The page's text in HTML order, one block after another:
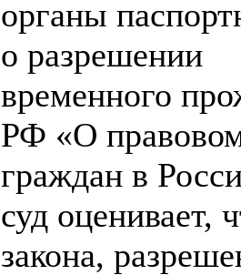
органы
о разрешении
временного
РФ «О
граждан в
суд оценивает,
закона,